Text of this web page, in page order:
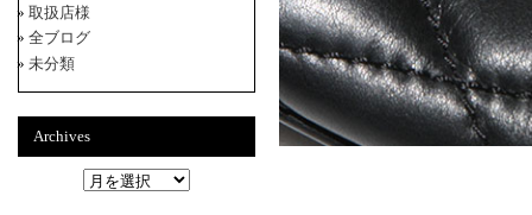
取扱店様
全ブログ
未分類
Archives